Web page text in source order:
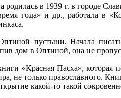
в 1939 г. в городе
года» и др., работала в
пустыни. Начала
дом в Оптиной, она не
«Красная Пасха», которая
не только православного.
какой-то такой